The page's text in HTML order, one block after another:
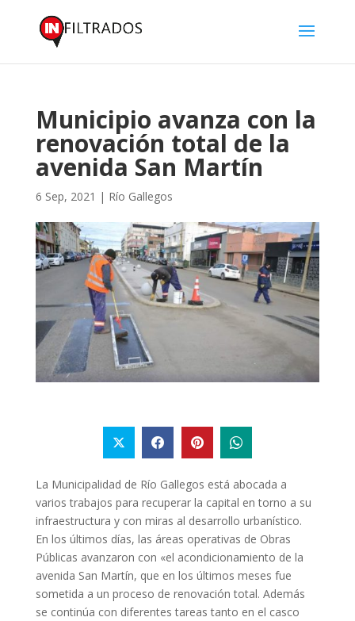
Municipio avanza con la
renovación total de la
avenida San Martín
6 Sep, 2021 | Río Gallegos
La Municipalidad de Río Gallegos está abocada a
varios trabajos para recuperar la capital en torno a su
infraestructura y con miras al desarrollo urbanístico.
En los últimos días, las áreas operativas de Obras
Públicas avanzaron con «el acondicionamiento de la
avenida San Martín, que en los últimos meses fue
sometida a un proceso de renovación total. Además
se continúa con diferentes tareas tanto en el casco